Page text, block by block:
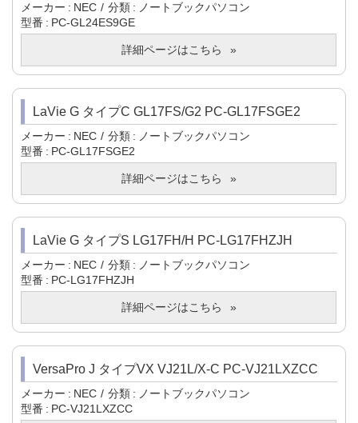
メーカー NEC 分類
ノートブックパソコン
型番
PC-GL24ES9GE
詳細ページはこちら
LaVie G タイプC GL17FS/G2 PC-GL17FSGE2
メーカー NEC 分類
ノートブックパソコン
型番
PC-GL17FSGE2
詳細ページはこちら
LaVie G タイプS LG17FH/H PC-LG17FHZJH
メーカー NEC 分類
ノートブックパソコン
型番
PC-LG17FHZJH
詳細ページはこちら
VersaPro J タイプVX VJ21L/X-C PC-VJ21LXZCC
メーカー NEC 分類
ノートブックパソコン
型番
PC-VJ21LXZCC